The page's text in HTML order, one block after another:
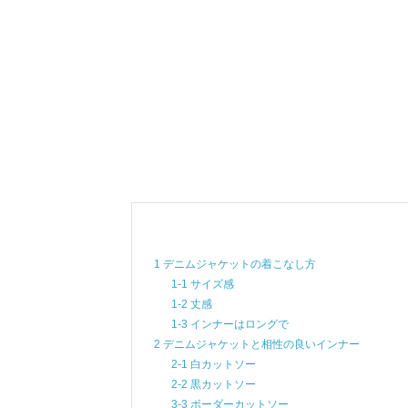
1 デニムジャケットの着こなし方
1-1 サイズ感
1-2 丈感
1-3 インナーはロングで
2 デニムジャケットと相性の良いインナー
2-1 白カットソー
2-2 黒カットソー
3-3 ボーダーカットソー